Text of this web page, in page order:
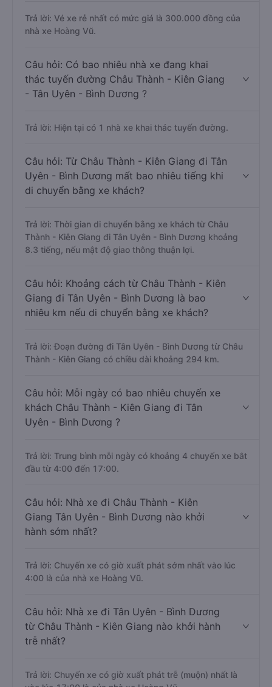
Trả lời: Vé xe rẻ nhất có mức giá là 300.000 đồng của
nhà xe Hoàng Vũ.
Câu hỏi: Có bao nhiêu nhà xe đang khai
thác tuyến đường Châu Thành - Kiên Giang
- Tân Uyên - Bình Dương ?
Trả lời: Hiện tại có 1 nhà xe khai thác tuyến đường.
Câu hỏi: Từ Châu Thành - Kiên Giang đi Tân
Uyên - Bình Dương mất bao nhiêu tiếng khi
di chuyển bằng xe khách?
Trả lời: Thời gian di chuyển bằng xe khách từ Châu
Thành - Kiên Giang đi Tân Uyên - Bình Dương khoảng
8.3 tiếng, nếu mật độ giao thông thuận lợi.
Câu hỏi: Khoảng cách từ Châu Thành - Kiên
Giang đi Tân Uyên - Bình Dương là bao
nhiêu km nếu di chuyển bằng xe khách?
Trả lời: Đoạn đường đi Tân Uyên - Bình Dương từ Châu
Thành - Kiên Giang có chiều dài khoảng 294 km.
Câu hỏi: Mỗi ngày có bao nhiêu chuyến xe
khách Châu Thành - Kiên Giang đi Tân
Uyên - Bình Dương ?
Trả lời: Trung bình mỗi ngày có khoảng 4 chuyến xe bắt
đầu từ 4:00 đến 17:00.
Câu hỏi: Nhà xe đi Châu Thành - Kiên
Giang Tân Uyên - Bình Dương nào khởi
hành sớm nhất?
Trả lời: Chuyến xe có giờ xuất phát sớm nhất vào lúc
4:00 là của nhà xe Hoàng Vũ.
Câu hỏi: Nhà xe đi Tân Uyên - Bình Dương
từ Châu Thành - Kiên Giang nào khởi hành
trễ nhất?
Trả lời: Chuyến xe có giờ xuất phát trễ (muộn) nhất là